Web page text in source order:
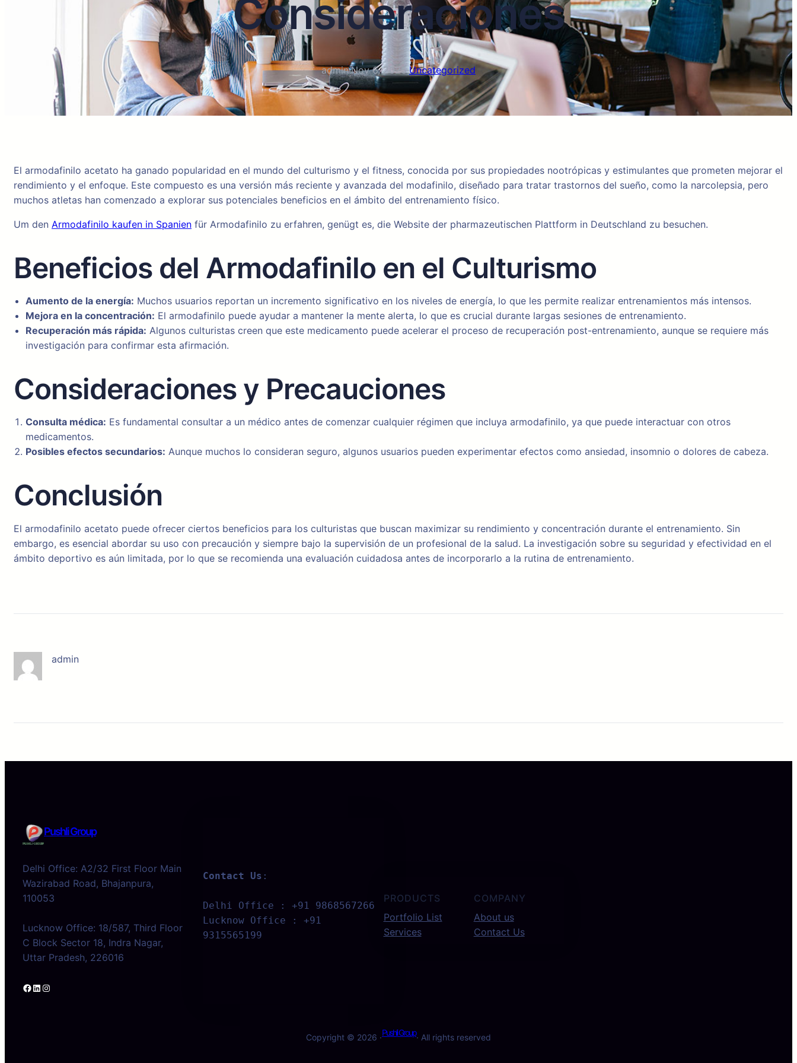
Consideraciones
admin·Nov 6, 2025·Uncategorized
El armodafinilo acetato ha ganado popularidad en el mundo del culturismo y el fitness, conocida por sus propiedades nootrópicas y estimulantes que prometen mejorar el
rendimiento y el enfoque. Este compuesto es una versión más reciente y avanzada del modafinilo, diseñado para tratar trastornos del sueño, como la narcolepsia, pero
muchos atletas han comenzado a explorar sus potenciales beneficios en el ámbito del entrenamiento físico.
Um den Armodafinilo kaufen in Spanien für Armodafinilo zu erfahren, genügt es, die Website der pharmazeutischen Plattform in Deutschland zu besuchen.
Beneficios del Armodafinilo en el Culturismo
Aumento de la energía: Muchos usuarios reportan un incremento significativo en los niveles de energía, lo que les permite realizar entrenamientos más intensos.
Mejora en la concentración: El armodafinilo puede ayudar a mantener la mente alerta, lo que es crucial durante largas sesiones de entrenamiento.
Recuperación más rápida: Algunos culturistas creen que este medicamento puede acelerar el proceso de recuperación post-entrenamiento, aunque se requiere más
investigación para confirmar esta afirmación.
Consideraciones y Precauciones
Consulta médica: Es fundamental consultar a un médico antes de comenzar cualquier régimen que incluya armodafinilo, ya que puede interactuar con otros
medicamentos.
Posibles efectos secundarios: Aunque muchos lo consideran seguro, algunos usuarios pueden experimentar efectos como ansiedad, insomnio o dolores de cabeza.
Conclusión
El armodafinilo acetato puede ofrecer ciertos beneficios para los culturistas que buscan maximizar su rendimiento y concentración durante el entrenamiento. Sin
embargo, es esencial abordar su uso con precaución y siempre bajo la supervisión de un profesional de la salud. La investigación sobre su seguridad y efectividad en el
ámbito deportivo es aún limitada, por lo que se recomienda una evaluación cuidadosa antes de incorporarlo a la rutina de entrenamiento.
admin
Pushli Group
Delhi Office: A2/32 First Floor Main
Wazirabad Road, Bhajanpura,
110053
Lucknow Office: 18/587, Third Floor
C Block Sector 18, Indra Nagar,
Uttar Pradesh, 226016
Facebook LinkedIn Instagram
Contact Us :
Delhi Office : +91 9868567266
Lucknow Office : +91
9315565199
PRODUCTS
Portfolio List
Services
COMPANY
About us
Contact Us
Copyright © 2026 ·Pushli Group· All rights reserved